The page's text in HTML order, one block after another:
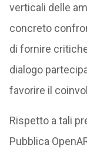
verticali delle
concreto
di fornire
dialogo
favorire il
Rispetto a tali
Pubblica